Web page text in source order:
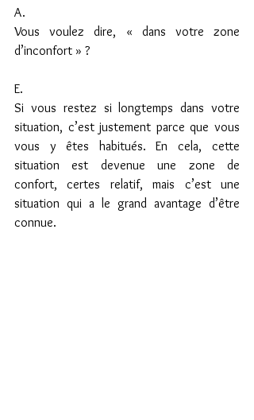
A.
Vous voulez dire, « dans votre zone
d’inconfort » ?
E.
Si vous restez si longtemps dans votre
situation, c’est justement parce que vous
vous y êtes habitués. En cela, cette
situation est devenue une zone de
confort, certes relatif, mais c’est une
situation qui a le grand avantage d’être
connue.